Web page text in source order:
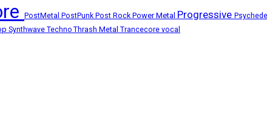
PostMetal PostPunk Post Rock Power Metal Progressive
Synthwave Techno Thrash Metal Trancecore vocal